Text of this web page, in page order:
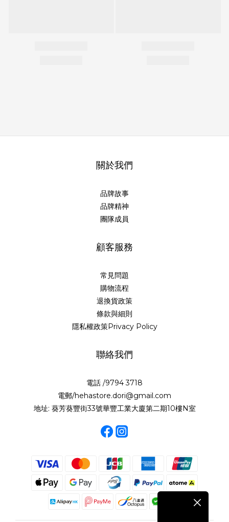
關於我們
品牌故事
品牌精神
團隊成員
顧客服務
常見問題
購物流程
退換貨政策
條款與細則
隱私權政策Privacy Policy
聯絡我們
電話 /9794 3718
電郵/hehastore.dori@gmail.com
地址: 葵芳葵豐街33號華豐工業大廈第二期10樓N室